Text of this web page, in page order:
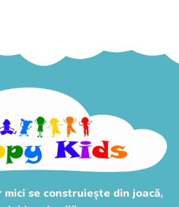
se construiește din joacă,